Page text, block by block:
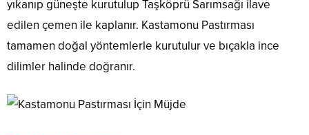
yıkanıp güneşte kurutulup Taşköprü Sarımsağı ilave
edilen çemen ile kaplanır. Kastamonu Pastırması
tamamen doğal yöntemlerle kurutulur ve bıçakla ince
dilimler halinde doğranır.